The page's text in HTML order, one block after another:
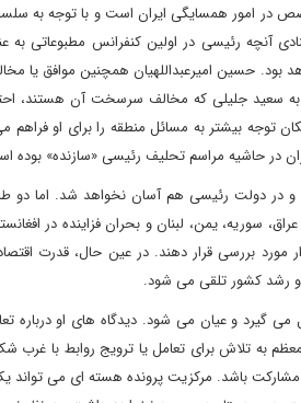
در امور همسایگی ایران است و با توجه به
منادی آنچه رئیسی در اولین کنفرانس
بود. حسین امیرعبداللهیان همچنین موافق
سعید جلیلی که مخالف سرسخت آن هستند،
بیشتر به مسائل منطقه را برای او فراهم
در حاشیه مراسم تحلیف رئیسی «سازنده» بوده
و در دولت رئیسی هم آسان نخواهد شد. اما دو
سوریه، یمن، لبنان و بحران فزاینده در
مورد بررسی قرار دهند. در عین حال، قدرت
رشد کشور تلقی می شود.
گیرد و عیان می شود. دیدگاه های او درباره
به تلاش برای تعامل یا ترویج روابط با غرب
مشارکت باشد. مرکزیت پرونده هسته ای می